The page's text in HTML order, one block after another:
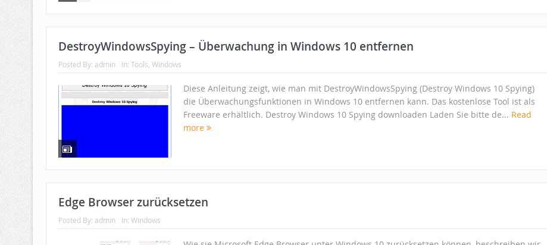
DestroyWindowsSpying – Überwachung in Windows 10 entfernen
Posted By: admin In: Tools Windows
Diese Anleitung zeigt, wie man mit DestroyWindowsSpying (Destroy Windows 10 Spying)
die Überwachungsfunktionen in Windows 10 entfernen kann. Das kostenlose Tool ist als
Freeware erhältlich. Destroy Windows 10 Spying downloaden Laden Sie bitte de... Read
more
Edge Browser zurücksetzen
Posted By: admin In: Windows